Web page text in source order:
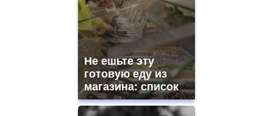
Не ешьте эту
готовую еду из
магазина: список